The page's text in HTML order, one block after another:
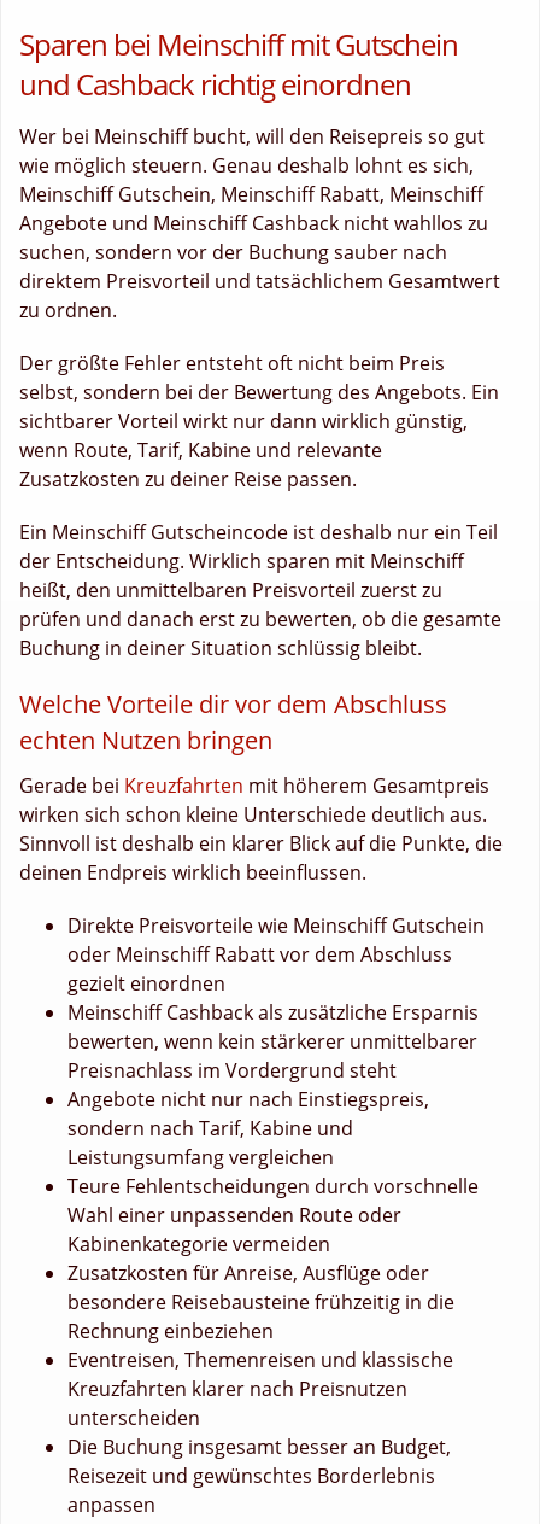
Sparen bei Meinschiff mit Gutschein
und Cashback richtig einordnen
Wer bei Meinschiff bucht, will den Reisepreis so gut
wie möglich steuern. Genau deshalb lohnt es sich,
Meinschiff Gutschein, Meinschiff Rabatt, Meinschiff
Angebote und Meinschiff Cashback nicht wahllos zu
suchen, sondern vor der Buchung sauber nach
direktem Preisvorteil und tatsächlichem Gesamtwert
zu ordnen.
Der größte Fehler entsteht oft nicht beim Preis
selbst, sondern bei der Bewertung des Angebots. Ein
sichtbarer Vorteil wirkt nur dann wirklich günstig,
wenn Route, Tarif, Kabine und relevante
Zusatzkosten zu deiner Reise passen.
Ein Meinschiff Gutscheincode ist deshalb nur ein Teil
der Entscheidung. Wirklich sparen mit Meinschiff
heißt, den unmittelbaren Preisvorteil zuerst zu
prüfen und danach erst zu bewerten, ob die gesamte
Buchung in deiner Situation schlüssig bleibt.
Welche Vorteile dir vor dem Abschluss
echten Nutzen bringen
Gerade bei Kreuzfahrten mit höherem Gesamtpreis
wirken sich schon kleine Unterschiede deutlich aus.
Sinnvoll ist deshalb ein klarer Blick auf die Punkte, die
deinen Endpreis wirklich beeinflussen.
Direkte Preisvorteile wie Meinschiff Gutschein
oder Meinschiff Rabatt vor dem Abschluss
gezielt einordnen
Meinschiff Cashback als zusätzliche Ersparnis
bewerten, wenn kein stärkerer unmittelbarer
Preisnachlass im Vordergrund steht
Angebote nicht nur nach Einstiegspreis,
sondern nach Tarif, Kabine und
Leistungsumfang vergleichen
Teure Fehlentscheidungen durch vorschnelle
Wahl einer unpassenden Route oder
Kabinenkategorie vermeiden
Zusatzkosten für Anreise, Ausflüge oder
besondere Reisebausteine frühzeitig in die
Rechnung einbeziehen
Eventreisen, Themenreisen und klassische
Kreuzfahrten klarer nach Preisnutzen
unterscheiden
Die Buchung insgesamt besser an Budget,
Reisezeit und gewünschtes Borderlebnis
anpassen